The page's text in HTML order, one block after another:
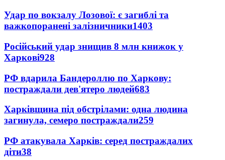
Удар по вокзалу Лозової: є загиблі та
важкопоранені залізничники1403
Російський удар знищив 8 млн книжок у
Харкові928
РФ вдарила Бандероллю по Харкову:
постраждали дев'ятеро людей683
Харківщина під обстрілами: одна людина
загинула, семеро постраждали259
РФ атакувала Харків: серед постраждалих
діти38